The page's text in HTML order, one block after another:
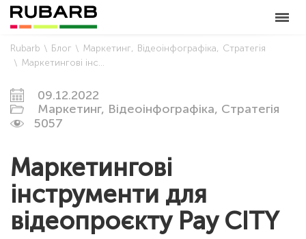
Rubarb Блог Маркетинг Відеоінфографіка
Стратегія
Маркетингові інструменти для відеопроєкту Pay CITY
09.12.2022
Маркетинг, Відеоінфографіка, Стратегія
5057
Маркетингові
інструменти для
відеопроєкту Pay CITY